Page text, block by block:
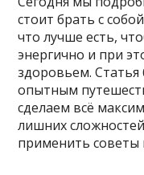
стоит брать с
что лучше есть,
энергично и при
здоровьем. Статья
опытным
сделаем всё
лишних
применить советы